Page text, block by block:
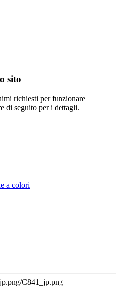
sito
richiesti per funzionare
di seguito per i dettagli.
a colori